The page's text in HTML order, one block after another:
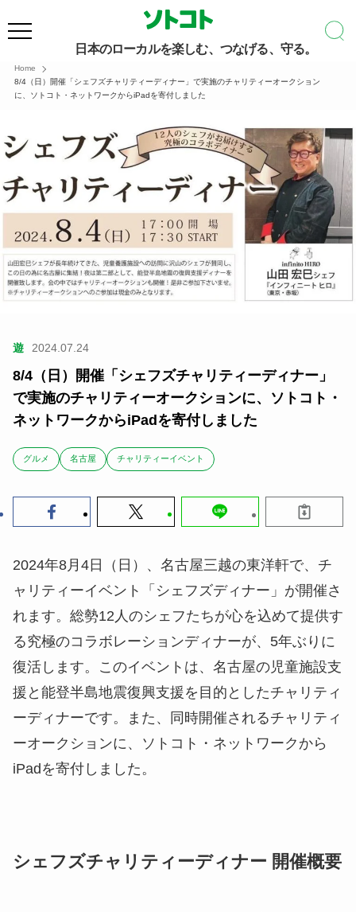
日本のローカルを楽しむ、つなげる、守る。
Home
8/4（日）開催「シェフズチャリティーディナー」で実施のチャリティーオークション
に、ソトコト・ネットワークからiPadを寄付しました
遊 2024.07.24
8/4（日）開催「シェフズチャリティーディナー」
で実施のチャリティーオークションに、ソトコト・
ネットワークからiPadを寄付しました
グルメ 名古屋 チャリティーイベント
2024年8月4日（日）、名古屋三越の東洋軒で、チ
ャリティーイベント「シェフズディナー」が開催さ
れます。総勢12人のシェフたちが心を込めて提供す
る究極のコラボレーションディナーが、5年ぶりに
復活します。このイベントは、名古屋の児童施設支
援と能登半島地震復興支援を目的としたチャリティ
ーディナーです。また、同時開催されるチャリティ
ーオークションに、ソトコト・ネットワークから
iPadを寄付しました。
シェフズチャリティーディナー 開催概要